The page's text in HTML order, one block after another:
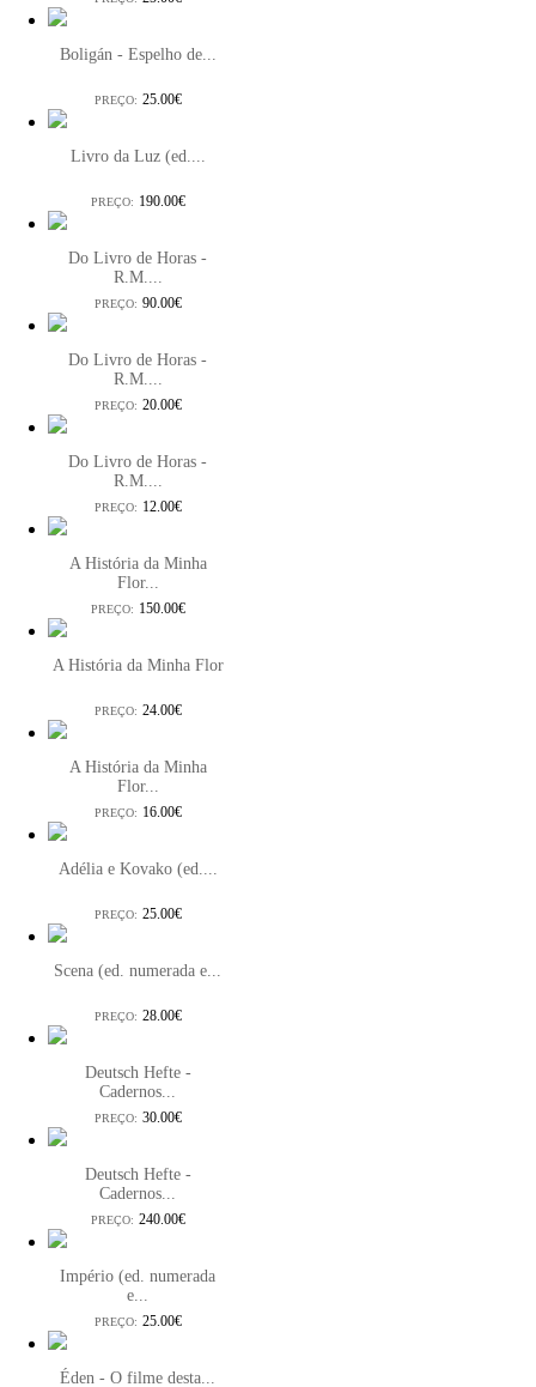
Boligán - Espelho de...
PREÇO: 25.00€
Livro da Luz (ed....
PREÇO: 190.00€
Do Livro de Horas -
R.M....
PREÇO: 90.00€
Do Livro de Horas -
R.M....
PREÇO: 20.00€
Do Livro de Horas -
R.M....
PREÇO: 12.00€
A História da Minha
Flor...
PREÇO: 150.00€
A História da Minha Flor
PREÇO: 24.00€
A História da Minha
Flor...
PREÇO: 16.00€
Adélia e Kovako (ed....
PREÇO: 25.00€
Scena (ed. numerada e...
PREÇO: 28.00€
Deutsch Hefte -
Cadernos...
PREÇO: 30.00€
Deutsch Hefte -
Cadernos...
PREÇO: 240.00€
Império (ed. numerada
e...
PREÇO: 25.00€
Éden - O filme desta...